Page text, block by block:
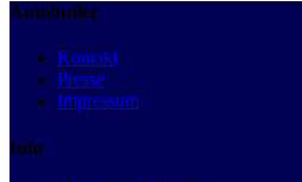
Autobutler
Kontakt
Presse
Impressum
Info